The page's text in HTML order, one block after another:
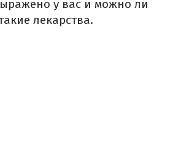
у вас и можно ли
лекарства.